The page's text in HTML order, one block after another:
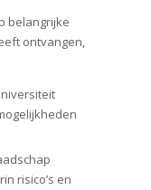
belangrijke
ontvangen,
risico’s en